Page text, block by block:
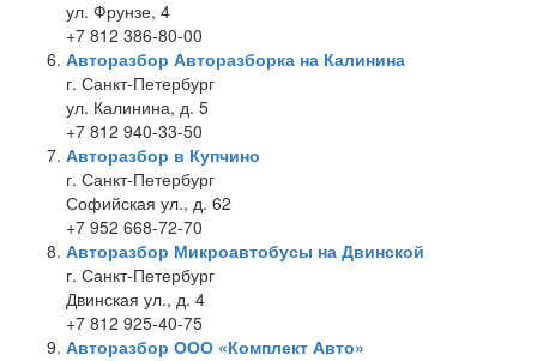
ул. Фрунзе, 4
+7 812 386-80-00
Авторазбор Авторазборка на Калинина
г. Санкт-Петербург
ул. Калинина, д. 5
+7 812 940-33-50
Авторазбор в Купчино
г. Санкт-Петербург
Софийская ул., д. 62
+7 952 668-72-70
Авторазбор Микроавтобусы на Двинской
г. Санкт-Петербург
Двинская ул., д. 4
+7 812 925-40-75
Авторазбор ООО «Комплект Авто»